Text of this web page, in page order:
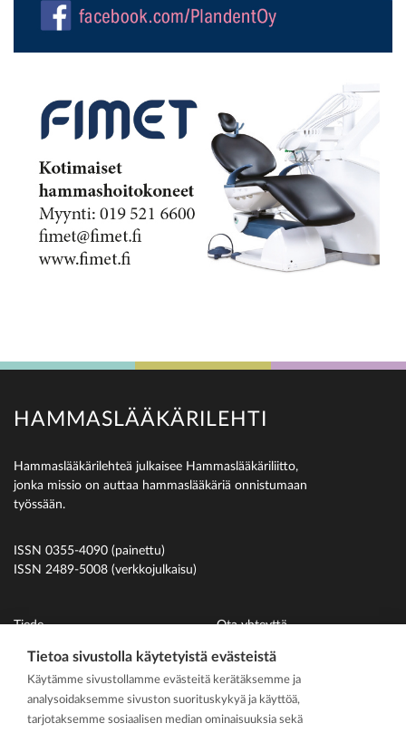
HAMMASLÄÄKÄRILEHTI
Hammaslääkärilehteä julkaisee Hammaslääkäriliitto,
jonka missio on auttaa hammaslääkäriä onnistumaan
työssään.
ISSN 0355-4090 (painettu)
ISSN 2489-5008 (verkkojulkaisu)
Tiede
Uutiset
Ihmiset
På svenska
Ota yhteyttä
Suomen Hammaslääkäriliitto
Tietoa sivustolla käytetyistä evästeistä
Käytämme sivustollamme evästeitä kerätäksemme ja
analysoidaksemme sivuston suorituskykyä ja käyttöä,
tarjotaksemme sosiaalisen median ominaisuuksia sekä